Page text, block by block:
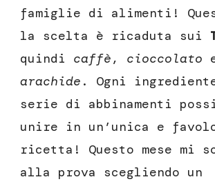
famiglie di alimenti!
la scelta è ricaduta sui
quindi caffè, cioccolato
arachide . Ogni
serie di abbinamenti
unire in un’unica e
ricetta! Questo mese mi
alla prova scegliendo un